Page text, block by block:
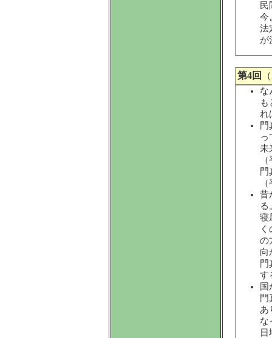
民
今
法
が
第4回
な
れ
門
っ
未
門
昔
る
寝
の
向
門
す
門
あ
な